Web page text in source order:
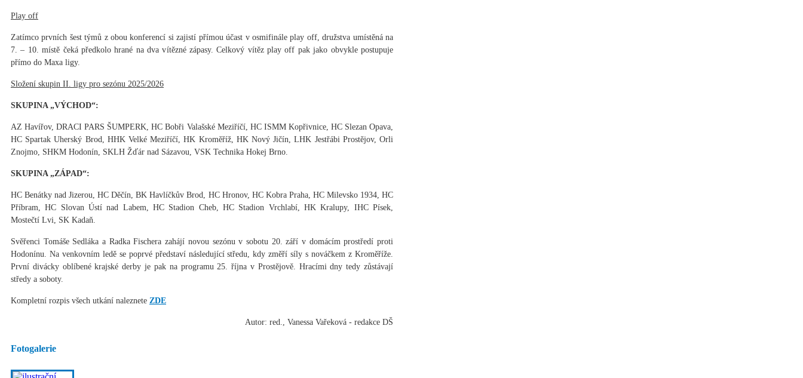
Play off
Zatímco prvních šest týmů z obou konferencí si zajistí přímou účast v osmifinále play off, družstva umístěná na
7. – 10. místě čeká předkolo hrané na dva vítězné zápasy. Celkový vítěz play off pak jako obvykle postupuje
přímo do Maxa ligy.
Složení skupin II. ligy pro sezónu 2025/2026
SKUPINA „VÝCHOD“:
AZ Havířov, DRACI PARS ŠUMPERK, HC Bobři Valašské Meziříčí, HC ISMM Kopřivnice, HC Slezan Opava,
HC Spartak Uherský Brod, HHK Velké Meziříčí, HK Kroměříž, HK Nový Jičín, LHK Jestřábi Prostějov, Orli
Znojmo, SHKM Hodonín, SKLH Žďár nad Sázavou, VSK Technika Hokej Brno.
SKUPINA „ZÁPAD“:
HC Benátky nad Jizerou, HC Děčín, BK Havlíčkův Brod, HC Hronov, HC Kobra Praha, HC Milevsko 1934, HC
Příbram, HC Slovan Ústí nad Labem, HC Stadion Cheb, HC Stadion Vrchlabí, HK Kralupy, IHC Písek,
Mostečtí Lvi, SK Kadaň.
Svěřenci Tomáše Sedláka a Radka Fischera zahájí novou sezónu v sobotu 20. září v domácím prostředí proti
Hodonínu. Na venkovním ledě se poprvé představí následující středu, kdy změří síly s nováčkem z Kroměříže.
První divácky oblíbené krajské derby je pak na programu 25. října v Prostějově. Hracími dny tedy zůstávají
středy a soboty.
Kompletní rozpis všech utkání naleznete ZDE
Autor: red., Vanessa Vařeková - redakce DŠ
Fotogalerie